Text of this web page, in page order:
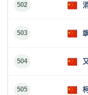
502
503
504
505